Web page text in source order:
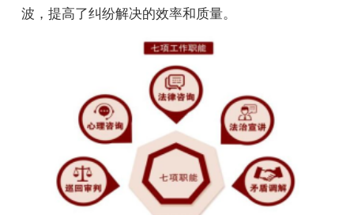
波，提高了纠纷解决的效率和质量。